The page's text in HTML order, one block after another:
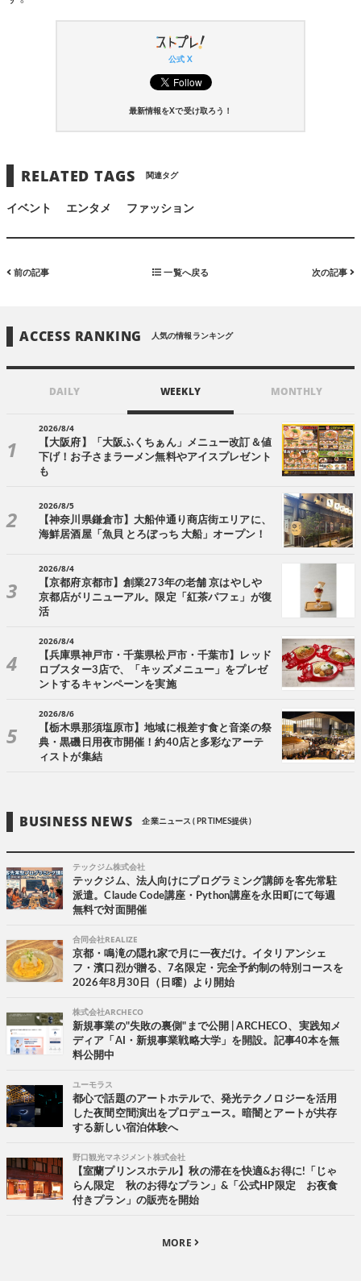
公式 X
最新情報をXで受け取ろう！
RELATED TAGS 関連タグ
イベント エンタメ ファッション
前の記事 一覧へ戻る 次の記事
ACCESS RANKING 人気の情報ランキング
DAILY WEEKLY MONTHLY
2026/8/4
【大阪府】「大阪ふくちぁん」メニュー改訂＆値
下げ！お子さまラーメン無料やアイスプレゼント
も
2026/8/5
【神奈川県鎌倉市】大船仲通り商店街エリアに、
海鮮居酒屋「魚貝 とろぼっち 大船」オープン！
2026/8/4
【京都府京都市】創業273年の老舗 京はやしや
京都店がリニューアル。限定「紅茶パフェ」が復
活
2026/8/4
【兵庫県神戸市・千葉県松戸市・千葉市】レッド
ロブスター3店で、「キッズメニュー」をプレゼ
ントするキャンペーンを実施
2026/8/6
【栃木県那須塩原市】地域に根差す食と音楽の祭
典・黒磯日用夜市開催！約40店と多彩なアーテ
ィストが集結
BUSINESS NEWS 企業ニュース ( PR TIMES提供 )
テックジム株式会社
テックジム、法人向けにプログラミング講師を客先常駐
派遣。Claude Code講座・Python講座を永田町にて毎週
無料で対面開催
合同会社REALIZE
京都・鳴滝の隠れ家で月に一夜だけ。イタリアンシェ
フ・濱口烈が贈る、7名限定・完全予約制の特別コースを
2026年8月30日（日曜）より開始
株式会社ARCHECO
新規事業の"失敗の裏側"まで公開 | ARCHECO、実践知メ
ディア「AI・新規事業戦略大学」を開設。記事40本を無
料公開中
ユーモラス
都心で話題のアートホテルで、発光テクノロジーを活用
した夜間空間演出をプロデュース。暗闇とアートが共存
する新しい宿泊体験へ
野口観光マネジメント株式会社
【室蘭プリンスホテル】秋の滞在を快適&お得に!「じゃ
らん限定 秋のお得なプラン」&「公式HP限定 お夜食
付きプラン」の販売を開始
MORE